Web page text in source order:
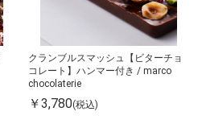
クランブルスマッシュ【ビターチョ
コレート】ハンマー付き / marco
chocolaterie
￥3,780(税込)